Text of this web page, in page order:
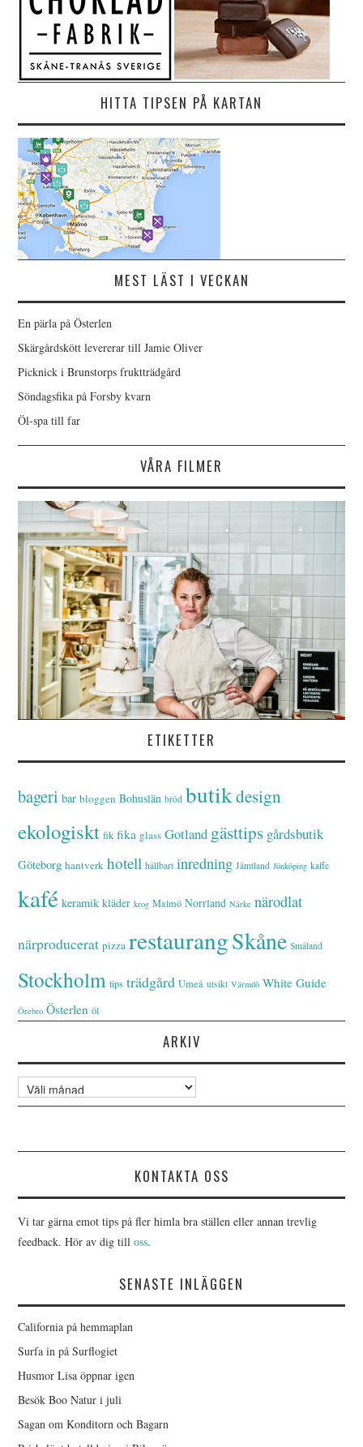
HITTA TIPSEN PÅ KARTAN
MEST LÄST I VECKAN
En pärla på Österlen
Skärgårdskött levererar till Jamie Oliver
Picknick i Brunstorps fruktträdgård
Söndagsfika på Forsby kvarn
Öl-spa till far
VÅRA FILMER
ETIKETTER
bageri bar bloggen Bohuslän bröd butikdesign
ekologiskt fik fika glass Gotland gästtips gårdsbutik
Göteborg hantverk hotell hållbart inredning Jämtland Jönköping kaffe
kafé keramik kläder krog Malmö Norrland Närke närodlat
närproducerat pizza restaurangSkåne Småland
Stockholm tips trädgård Umeå utsikt Värmdö White Guide
Örebro Österlen öl
ARKIV
Arkiv
KONTAKTA OSS
Vi tar gärna emot tips på fler himla bra ställen eller annan trevlig
feedback. Hör av dig tilloss.
SENASTE INLÄGGEN
California på hemmaplan
Surfa in på Surflogiet
Husmor Lisa öppnar igen
Besök Boo Natur i juli
Sagan om Konditorn och Bagarn